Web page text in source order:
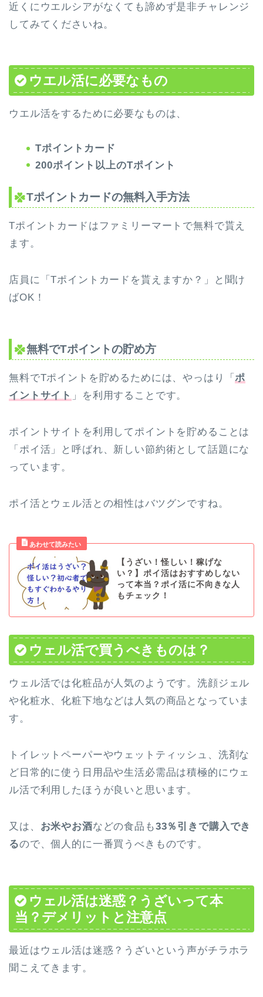
近くにウエルシアがなくても諦めず是非チャレンジ
してみてくださいね。
ウエル活に必要なもの
ウエル活をするために必要なものは、
Tポイントカード
200ポイント以上のTポイント
Tポイントカードの無料入手方法
Tポイントカードはファミリーマートで無料で貰え
ます。
店員に「Tポイントカードを貰えますか？」と聞け
ばOK！
無料でTポイントの貯め方
無料でTポイントを貯めるためには、やっはり「ポ
イントサイト 」を利用することです。
ポイントサイトを利用してポイントを貯めることは
「ポイ活」と呼ばれ、新しい節約術として話題にな
っています。
ポイ活とウェル活との相性はバツグンですね。
【うざい！怪しい！稼げな
い？】ポイ活はおすすめしない
って本当？ポイ活に不向きな人
もチェック！
ウェル活で買うべきものは？
ウェル活では化粧品が人気のようです。洗顔ジェル
や化粧水、化粧下地などは人気の商品となっていま
す。
トイレットペーパーやウェットティッシュ、洗剤な
ど日常的に使う日用品や生活必需品は積極的にウェ
ル活で利用したほうが良いと思います。
又は、 お米やお酒などの食品も33％引きで購入でき
るので、個人的に一番買うべきものです。
ウェル活は迷惑？うざいって本
当？デメリットと注意点
最近はウェル活は迷惑？うざいという声がチラホラ
聞こえてきます。